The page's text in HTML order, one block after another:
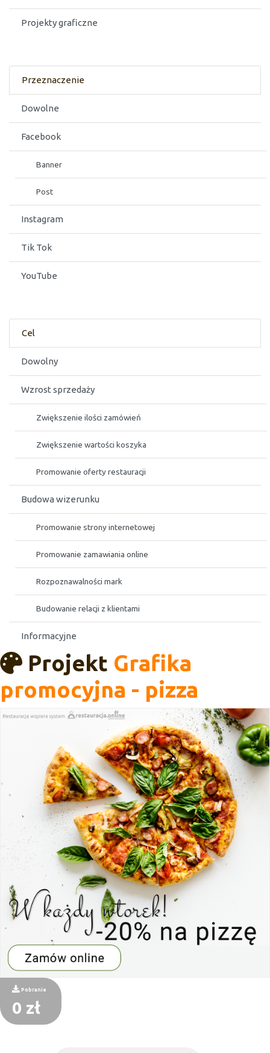
Projekty graficzne
Przeznaczenie
Dowolne
Facebook
Banner
Post
Instagram
Tik Tok
YouTube
Cel
Dowolny
Wzrost sprzedaży
Zwiększenie ilości zamówień
Zwiększenie wartości koszyka
Promowanie oferty restauracji
Budowa wizerunku
Promowanie strony internetowej
Promowanie zamawiania online
Rozpoznawalności mark
Budowanie relacji z klientami
Informacyjne
Projekt Grafika
promocyjna - pizza
Pobranie
0 zł